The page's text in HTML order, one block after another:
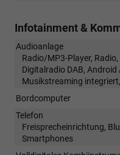
Infotainment &
Audioanlage
Radio/MP3-Player,
Digitalradio DAB, Android
Musikstreaming
Bordcomputer
Telefon
Freisprecheinrichtung,
Smartphones